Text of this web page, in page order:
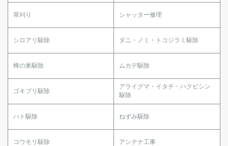
草刈り シャッター修理
シロアリ駆除 ダニ・ノミ・トコジラミ駆除
蜂の巣駆除 ムカデ駆除
ゴキブリ駆除
アライグマ・イタチ・ハクビシン
駆除
ハト駆除 ねずみ駆除
コウモリ駆除 アンテナ工事